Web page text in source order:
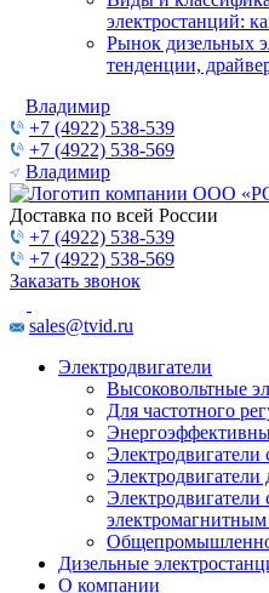
электростанций:
Рынок дизельных
тенденции,
Владимир
+7 (4922) 538-539
+7 (4922) 538-569
Владимир
Доставка по всей России
+7 (4922) 538-539
+7 (4922) 538-569
Заказать звонок
sales@tvid.ru
Электродвигатели
Высоковольтные
Для частотного
Электродвигатели
Дизельные
О компании